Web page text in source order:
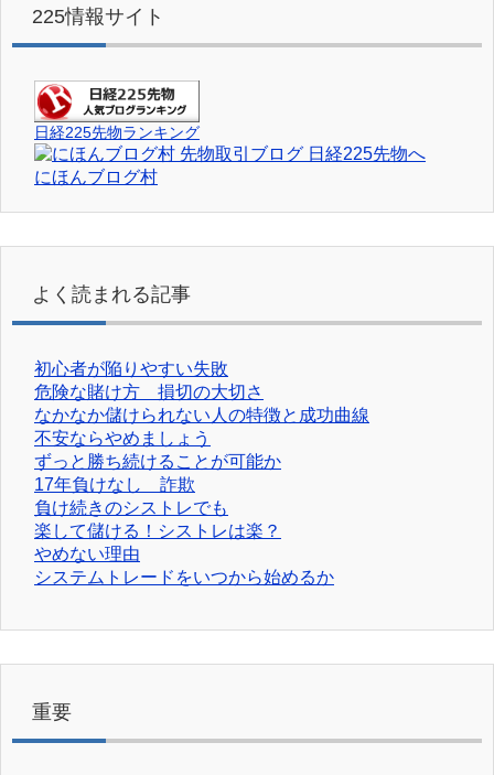
225情報サイト
日経225先物ランキング
にほんブログ村
よく読まれる記事
初心者が陥りやすい失敗
危険な賭け方 損切の大切さ
なかなか儲けられない人の特徴と成功曲線
不安ならやめましょう
ずっと勝ち続けることが可能か
17年負けなし 詐欺
負け続きのシストレでも
楽して儲ける！シストレは楽？
やめない理由
システムトレードをいつから始めるか
重要